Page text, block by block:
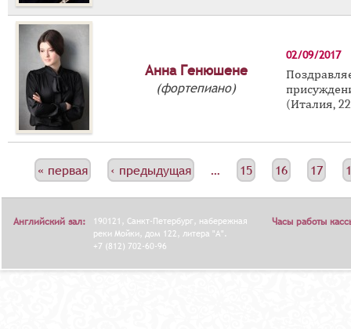
Анна Генюшене
(фортепиано)
02/09/2017
(Италия,
Р
И
« первая ‹ предыдущая … 15 16 17
Английский зал:
190121, Санкт-Петербург, набережная
реки Мойки, дом 122, литера "А".
+7 (812) 702-60-96
Часы работы